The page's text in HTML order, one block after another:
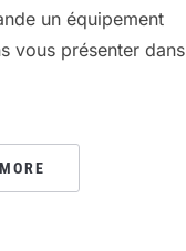
un équipement
vous présenter dans